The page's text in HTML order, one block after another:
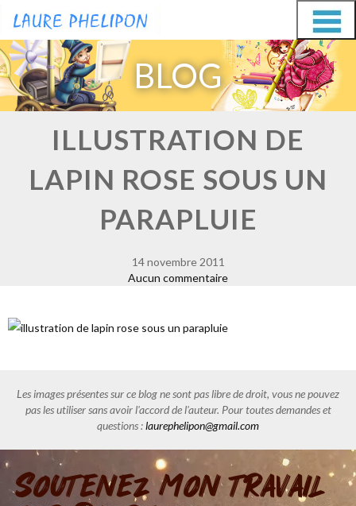
Aller
au
contenu
Aller
au
contenu
BLOG
ILLUSTRATION DE
LAPIN ROSE SOUS UN
PARAPLUIE
14 novembre 2011
Aucun commentaire
Les images présentes sur ce blog ne sont pas libre de droit, vous ne pouvez
pas les utiliser sans avoir l'accord de l'auteur. Pour toutes demandes et
questions :laurephelipon@gmail.com
Soutenez mon travail